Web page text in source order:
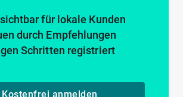
für lokale Kunden
durch Empfehlungen
Schritten registriert
Kostenfrei anmelden